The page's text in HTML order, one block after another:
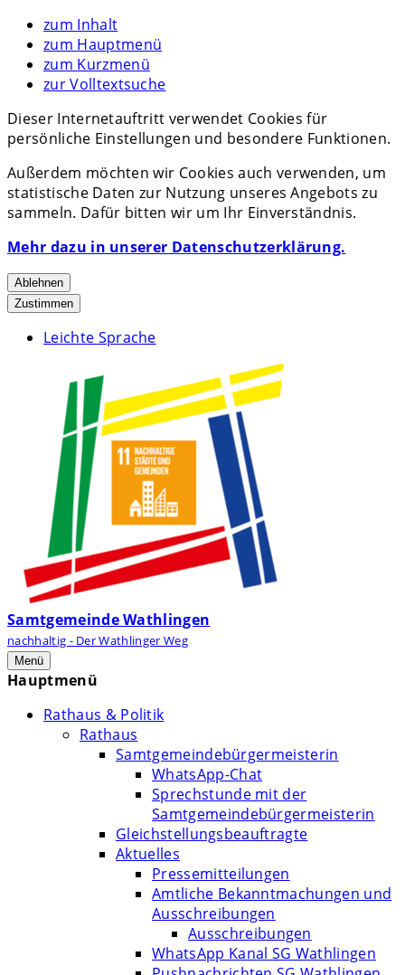
zum Inhalt
zum Hauptmenü
zum Kurzmenü
zur Volltextsuche
Dieser Internetauftritt verwendet Cookies für
persönliche Einstellungen und besondere Funktionen.
Außerdem möchten wir Cookies auch verwenden, um
statistische Daten zur Nutzung unseres Angebots zu
sammeln. Dafür bitten wir um Ihr Einverständnis.
Mehr dazu in unserer Datenschutzerklärung.
Ablehnen
Zustimmen
Leichte Sprache
Samtgemeinde Wathlingen
nachhaltig - Der Wathlinger Weg
Menü
Hauptmenü
Rathaus & Politik
Rathaus
Samtgemeindebürgermeisterin
WhatsApp-Chat
Sprechstunde mit der
Samtgemeindebürgermeisterin
Gleichstellungsbeauftragte
Aktuelles
Pressemitteilungen
Amtliche Bekanntmachungen und
Ausschreibungen
Ausschreibungen
WhatsApp Kanal SG Wathlingen